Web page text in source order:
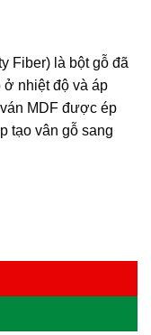
Fiber) là bột gỗ đã
ở nhiệt độ và áp
MDF được ép
tạo vân gỗ sang
số lượng